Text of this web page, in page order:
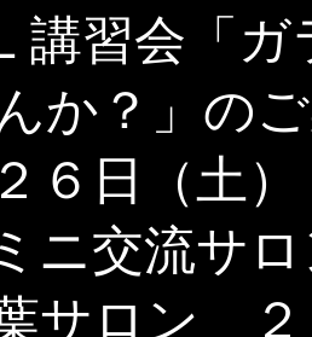
習会「ガ
か？」の
日（土）
交流サロ
ロン ２月